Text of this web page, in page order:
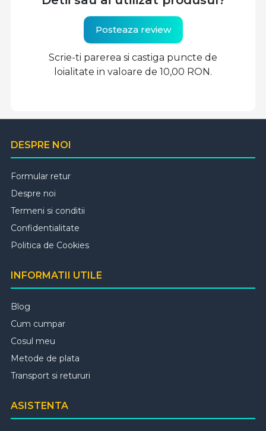
Posteaza review
Scrie-ti parerea si castiga puncte de
loialitate in valoare de 10,00 RON.
DESPRE NOI
Formular retur
Despre noi
Termeni si conditii
Confidentialitate
Politica de Cookies
INFORMATII UTILE
Blog
Cum cumpar
Cosul meu
Metode de plata
Transport si retururi
ASISTENTA